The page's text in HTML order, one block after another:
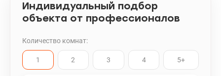
Индивидуальный подбор
объекта от профессионалов
Количество комнат:
1 2 3 4 5+